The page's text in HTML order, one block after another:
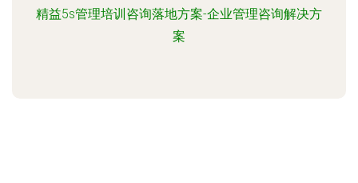
精益5s管理培训咨询落地方案-企业管理咨询解决方
案